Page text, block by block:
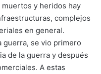
y heridos hay
complejos
en general.
guerra, se vio primero
de la guerra y después
A estas